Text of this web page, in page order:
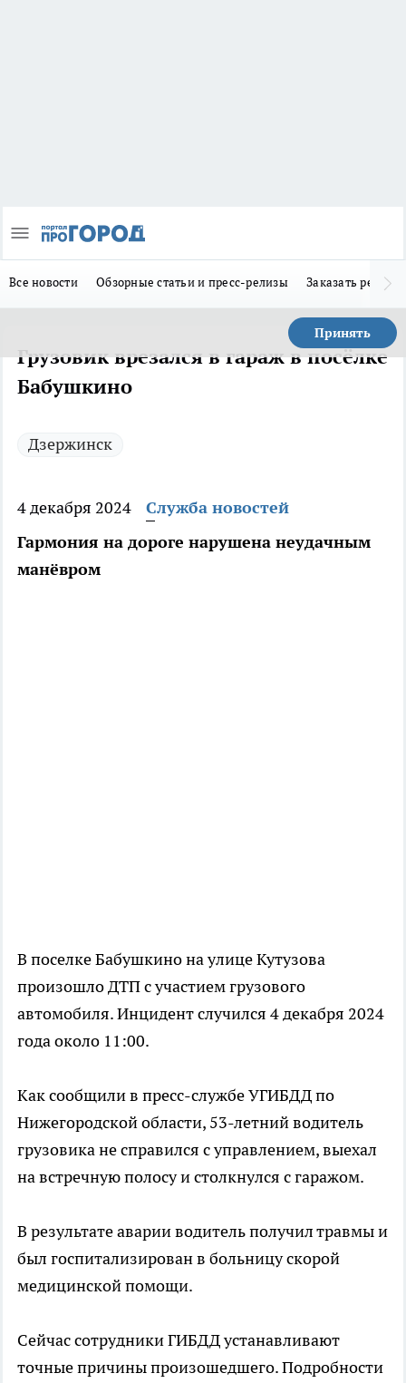
Все новости Обзорные статьи и пресс-релизы Заказать
Принять
Грузовик врезался в гараж в посёлке
Бабушкино
Дзержинск
4 декабря 2024
Служба новостей
Гармония на дороге нарушена неудачным
манёвром
В поселке Бабушкино на улице Кутузова
произошло ДТП с участием грузового
автомобиля. Инцидент случился 4 декабря 2024
года около 11:00.
Как сообщили в пресс-службе УГИБДД по
Нижегородской области, 53-летний водитель
грузовика не справился с управлением, выехал
на встречную полосу и столкнулся с гаражом.
В результате аварии водитель получил травмы и
был госпитализирован в больницу скорой
медицинской помощи.
Сейчас сотрудники ГИБДД устанавливают
точные причины произошедшего. Подробности